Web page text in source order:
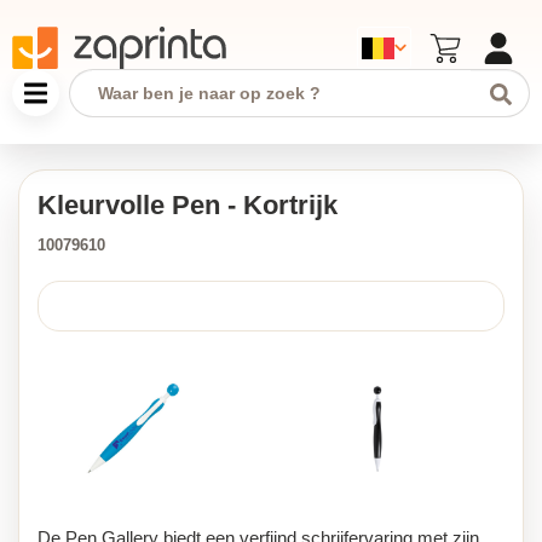
Kleurvolle Pen - Kortrijk
10079610
De Pen Gallery biedt een verfijnd schrijfervaring met zijn